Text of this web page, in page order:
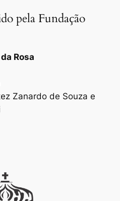
pela Fundação
Rosa
Zanardo de Souza e